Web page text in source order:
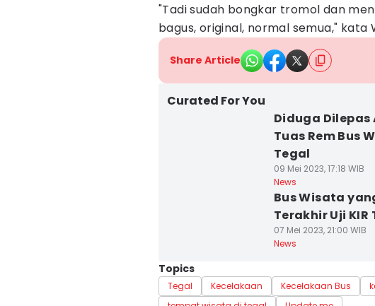
"Tadi sudah bongkar tromol dan
bagus, original, normal semua," kata
Share Article
Curated For You
Diduga Dilepas
Tuas Rem Bus
Tegal
09 Mei 2023, 17:18 WIB
News
Bus Wisata
Terakhir Uji KIR
07 Mei 2023, 21:00 WIB
News
Topics
Tegal Kecelakaan Kecelakaan Bus